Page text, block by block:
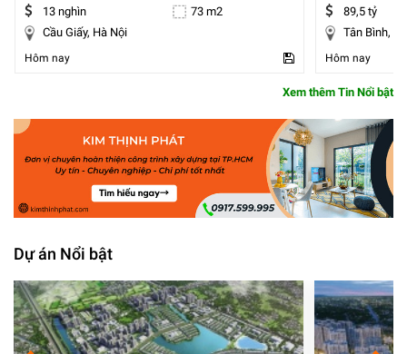
13 nghìn
73 m2
Cầu Giấy, Hà Nội
Hôm nay
89,5 tỷ
Hôm nay
Xem thêm Tin Nổi bật
Dự án Nổi bật